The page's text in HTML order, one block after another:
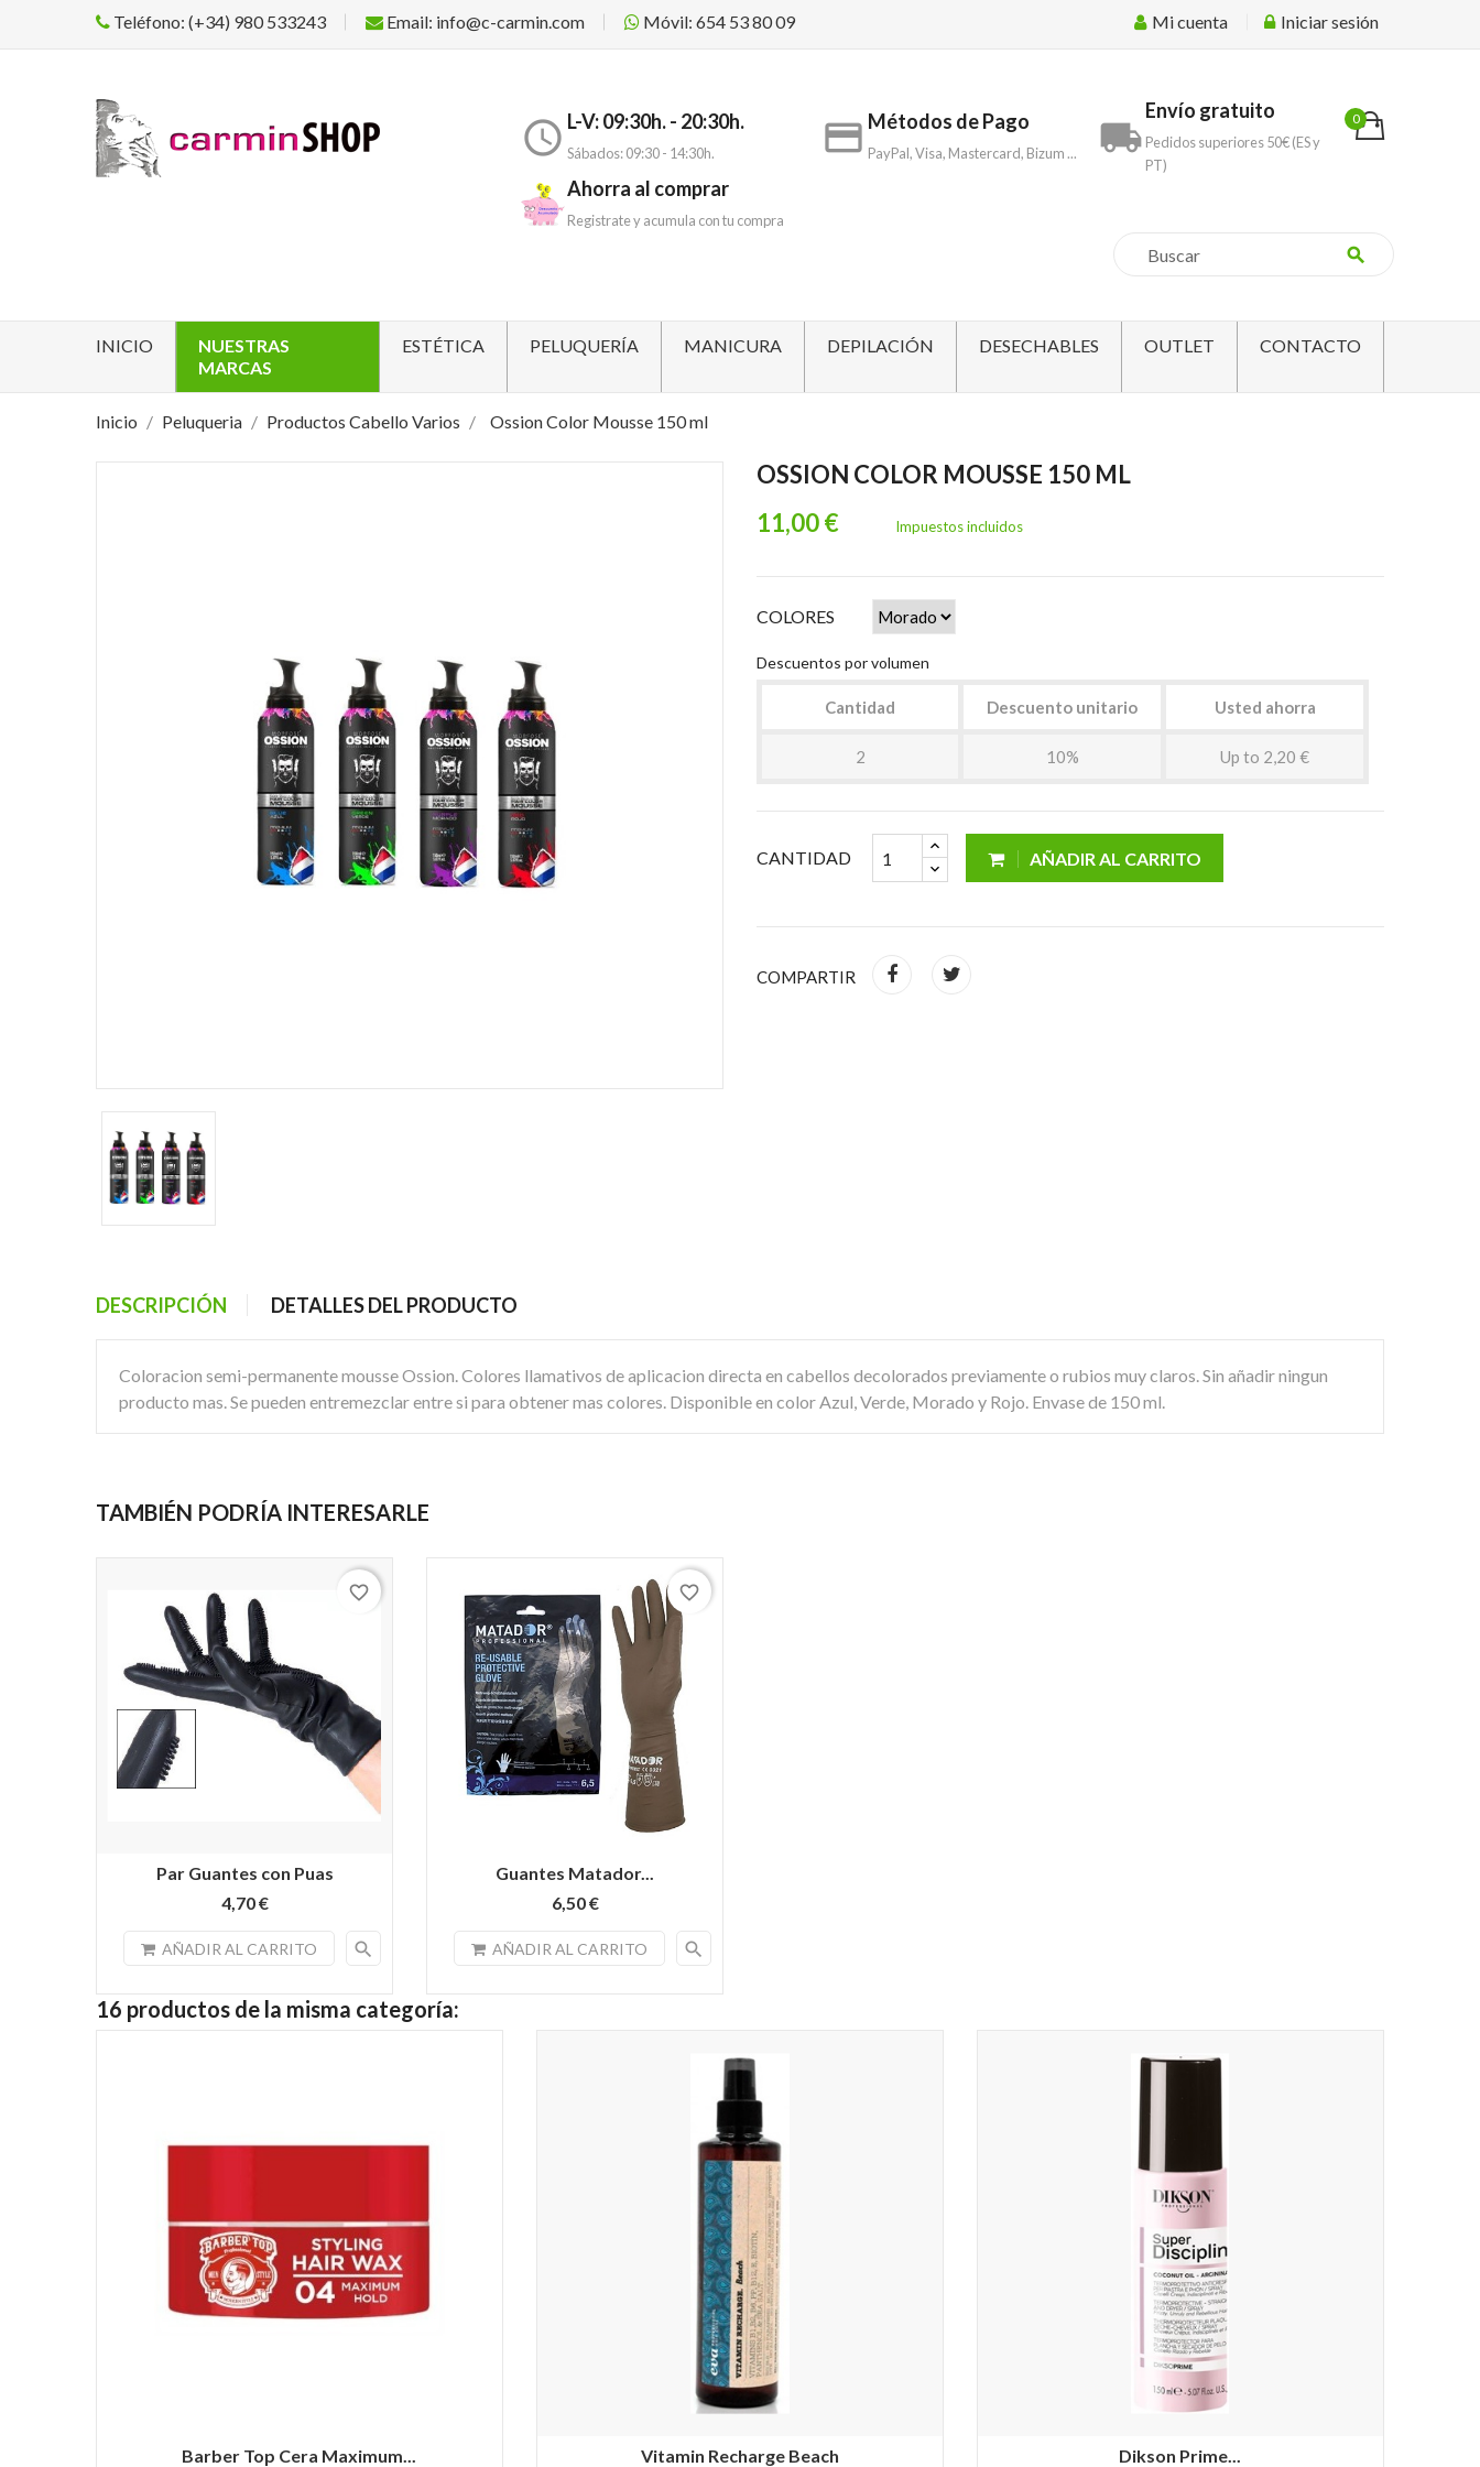
Teléfono: (+34) 980 533243 Email: info@c-carmin.com Móvil: 654 53 80 09 Mi cuenta Iniciar sesión
0
access_time L-V: 09:30h. - 20:30h.
Sábados: 09:30 - 14:30h. payment Métodos de Pago
PayPal, Visa, Mastercard, Bizum ... local_shipping
Envío gratuito
Pedidos superiores 50€ (ES y
PT)
Ahorra al comprar
Registrate y acumula con tu compra
search
INICIO
NUESTRAS
MARCAS
ESTÉTICA PELUQUERÍA MANICURA DEPILACIÓN DESECHABLES OUTLET CONTACTO
Inicio Peluqueria Productos Cabello Varios Ossion Color Mousse 150 ml
OSSION COLOR MOUSSE 150 ML
11,00 €
Impuestos incluidos
COLORES
Descuentos por volumen
Cantidad Descuento unitario Usted ahorra
2 10% Up to 2,20 €
CANTIDAD AÑADIR AL CARRITO
COMPARTIR
DESCRIPCIÓN DETALLES DEL PRODUCTO
Coloracion semi-permanente mousse Ossion. Colores llamativos de aplicacion directa en cabellos decolorados previamente o rubios muy claros. Sin añadir ningun
producto mas. Se pueden entremezclar entre si para obtener mas colores. Disponible en color Azul, Verde, Morado y Rojo. Envase de 150 ml.
TAMBIÉN PODRÍA INTERESARLE
Par Guantes con Puas
4,70 €
AÑADIR AL CARRITO search
favorite_border
Guantes Matador...
6,50 €
AÑADIR AL CARRITO search
favorite_border
16 productos de la misma categoría:
Barber Top Cera Maximum...
Vitamin Recharge Beach
Dikson Prime...